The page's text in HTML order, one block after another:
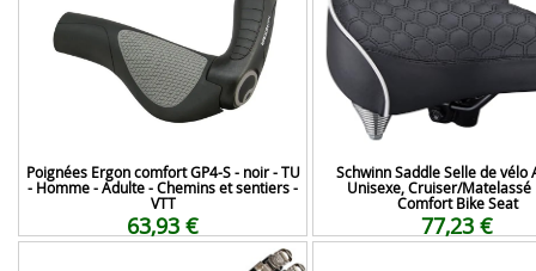
Poignées Ergon comfort GP4-S - noir - TU
- Homme - Adulte - Chemins et sentiers -
VTT
63,93 €
Schwinn Saddle Selle de vélo
Unisexe, Cruiser/Matelassé
Comfort Bike Seat
77,23 €